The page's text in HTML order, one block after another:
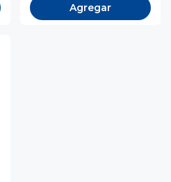
Agregar